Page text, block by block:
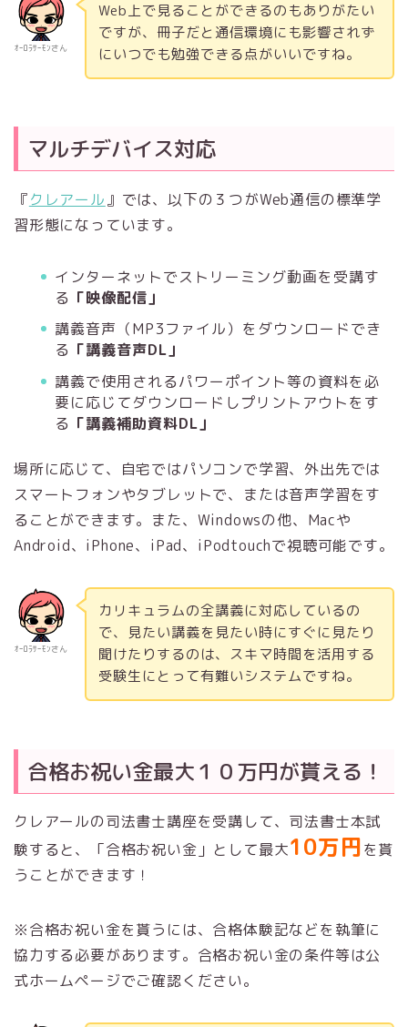
ｵｰﾛﾗｻｰﾓﾝさん
Web上で見ることができるのもありがたい
ですが、冊子だと通信環境にも影響されず
にいつでも勉強できる点がいいですね。
マルチデバイス対応
『クレアール』では、以下の３つがWeb通信の標準学
習形態になっています。
インターネットでストリーミング動画を受講す
る 「映像配信」
講義音声（MP3ファイル）をダウンロードでき
る 「講義音声DL」
講義で使用されるパワーポイント等の資料を必
要に応じてダウンロードしプリントアウトをす
る 「講義補助資料DL」
場所に応じて、自宅ではパソコンで学習、外出先では
スマートフォンやタブレットで、または音声学習をす
ることができます。また、Windowsの他、Macや
Android、iPhone、iPad、iPodtouchで視聴可能です。
ｵｰﾛﾗｻｰﾓﾝさん
カリキュラムの全講義に対応しているの
で、見たい講義を見たい時にすぐに見たり
聞けたりするのは、スキマ時間を活用する
受験生にとって有難いシステムですね。
合格お祝い金最大１０万円が貰える！
クレアールの司法書士講座を受講して、司法書士本試
験すると、「合格お祝い金」として最大10万円を貰
うことができます！
※合格お祝い金を貰うには、合格体験記などを執筆に
協力する必要があります。合格お祝い金の条件等は公
式ホームページでご確認ください。